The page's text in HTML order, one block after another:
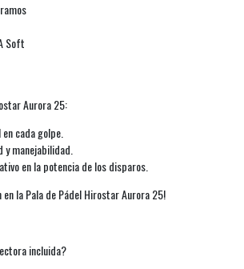
Soft
Aurora 25:
cada golpe.
y manejabilidad.
en la potencia de los disparos.
en la Pala de Pádel Hirostar Aurora 25!
incluida?